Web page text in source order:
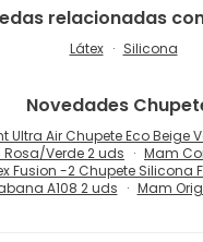
relacionadas
Látex Silicona
Novedades
Ultra Air Chupete Eco Beige
Verde 2 uds
Mam
Fusion -2 Chupete Silicona
A108 2 uds
Mam